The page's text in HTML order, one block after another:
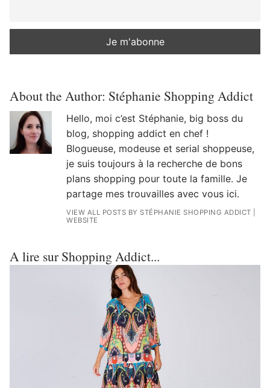
About the Author: Stéphanie Shopping Addict
Hello, moi c’est Stéphanie, big boss du
blog, shopping addict en chef !
Blogueuse, modeuse et serial shoppeuse,
je suis toujours à la recherche de bons
plans shopping pour toute la famille. Je
partage mes trouvailles avec vous ici.
VIEW ALL POSTS BY STÉPHANIE SHOPPING ADDICT
WEBSITE
A lire sur Shopping Addict...